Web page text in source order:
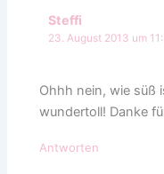
Steffi
23. August 2013 um
Ohhh nein, wie süß
wundertoll! Danke
Antworten